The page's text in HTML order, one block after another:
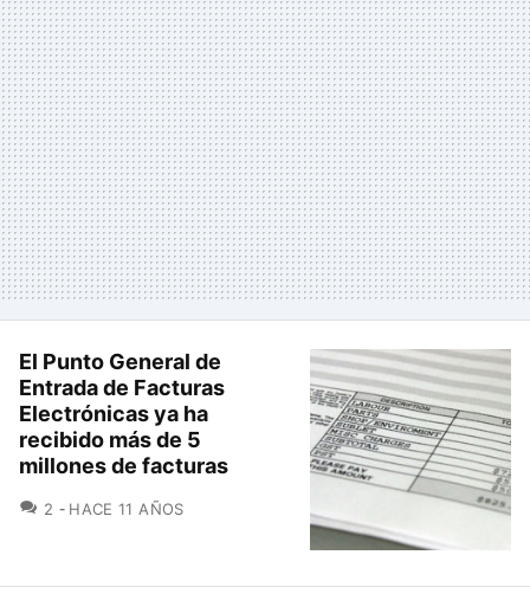
El Punto General de
Entrada de Facturas
Electrónicas ya ha
recibido más de 5
millones de facturas
2 COMENTARIOS
HACE 11 AÑOS